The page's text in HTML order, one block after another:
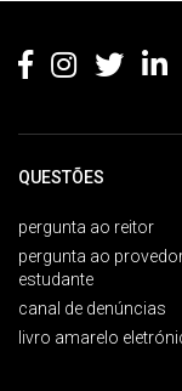
QUESTÕES
pergunta ao reitor
pergunta ao
estudante
canal de denúncias
livro amarelo